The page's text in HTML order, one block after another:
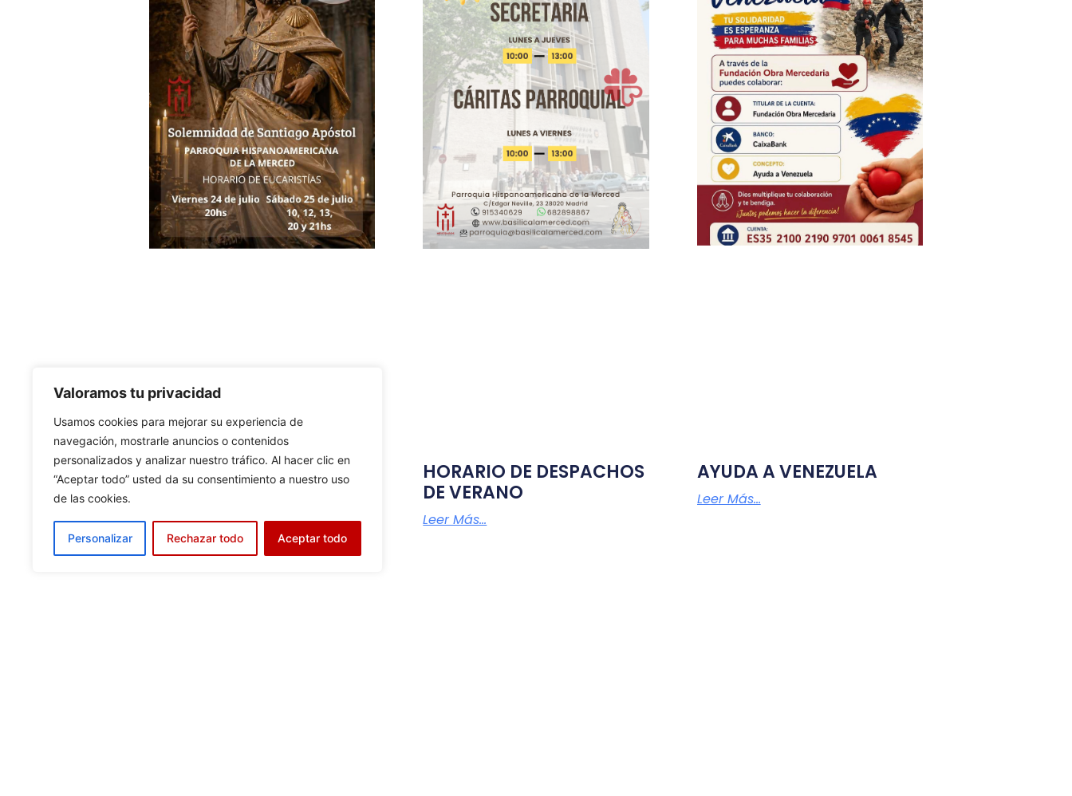
Valoramos tu privacidad
Usamos cookies para mejorar su experiencia de
navegación, mostrarle anuncios o contenidos
personalizados y analizar nuestro tráfico. Al hacer clic en
“Aceptar todo” usted da su consentimiento a nuestro uso
de las cookies.
Personalizar Rechazar todo Aceptar todo
HORARIO EUCARISTIAS
SOLEMNIDAD SANTIAGO
Leer Más...
HORARIO DE DESPACHOS
DE VERANO
Leer Más...
AYUDA A VENEZUELA
Leer Más...